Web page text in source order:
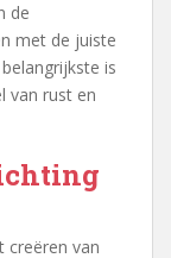
de
met de juiste
is
van rust en
creëren van